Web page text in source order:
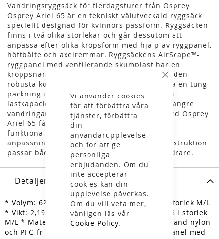
Stäng
Vi använder cookies
för att förbättra våra
tjänster, förbättra
din
användarupplevelse
och för att ge
personliga
erbjudanden. Om du
inte accepterar
cookies kan din
upplevelse påverkas.
Om du vill veta mer,
vänligen läs vår
Cookie Policy.
Vandringsryggsäck för flerdagsturer från Osprey
Osprey Ariel 65 är en tekniskt välutveckald ryggsäck
speciellt designad för kvinnors passform. Ryggsäcken
finns i två olika storlekar och går dessutom att
anpassa efter olika kropsform med hjälp av ryggpanel,
höftbälte och axelremmar. Ryggsäckens AirScape™-
ryggpanel med ventilerande skumplast har en
kroppsnära passform som tillsammans med den
robusta konstruktionen gör att du orkar bära en tung
packning under längre turer. Ariel 65 har en
lastkapacietet upp till 27 kg och passar för längre
vandringar, både stugturer och tältturer. Med Osprey
Ariel 65 får du en ryggsäck som kombinerar
funktionalitet och komfort och som med sin
anpassningsbara passform och hållbara konstruktion
passar både nybörjare och mer erfarna vandrare.
Detaljer
* Volym: 62L i storlek XS/S respektive 65 L i storlek M/L
* Vikt: 2,198 kg i storlek XS/S respektive 2,218 i storlek
M/L * Material: Högkvalitativ bluesign®-godkänd nylon
och PFC-fri DWR * Ultralätt AirSpeed™ ryggpanel med